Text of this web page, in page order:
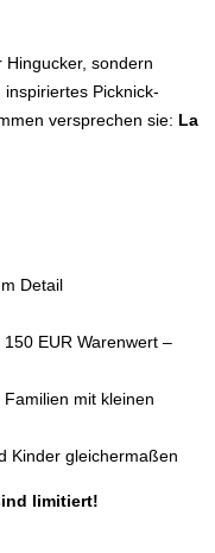
Hingucker, sondern
Picknick-
versprechen sie: La
Detail
EUR Warenwert –
mit kleinen
Kinder gleichermaßen
limitiert!